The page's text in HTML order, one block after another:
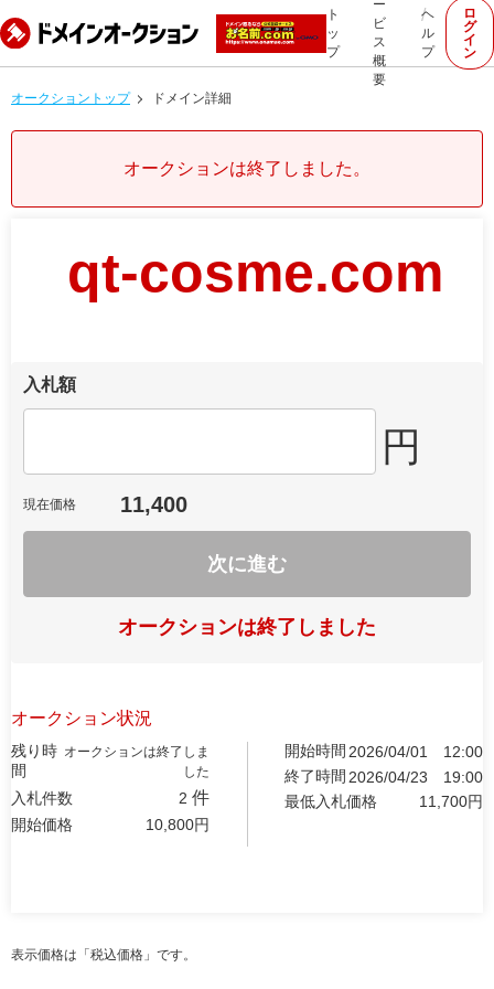
ト
ッ
プ
ー
ビ
ス
概
要
ヘ
ル
プ
ロ
グ
イ
ン
オークショントップ ドメイン詳細
オークションは終了しました。
qt-cosme.com
入札額
円
現在価格 11,400
次に進む
オークションは終了しました
オークション状況
残り時
間
オークションは終了しま
した
入札件数 2 件
開始価格 10,800円
開始時間 2026/04/01
12:00
終了時間 2026/04/23
19:00
最低入札価格
11,700円
表示価格は「税込価格」です。